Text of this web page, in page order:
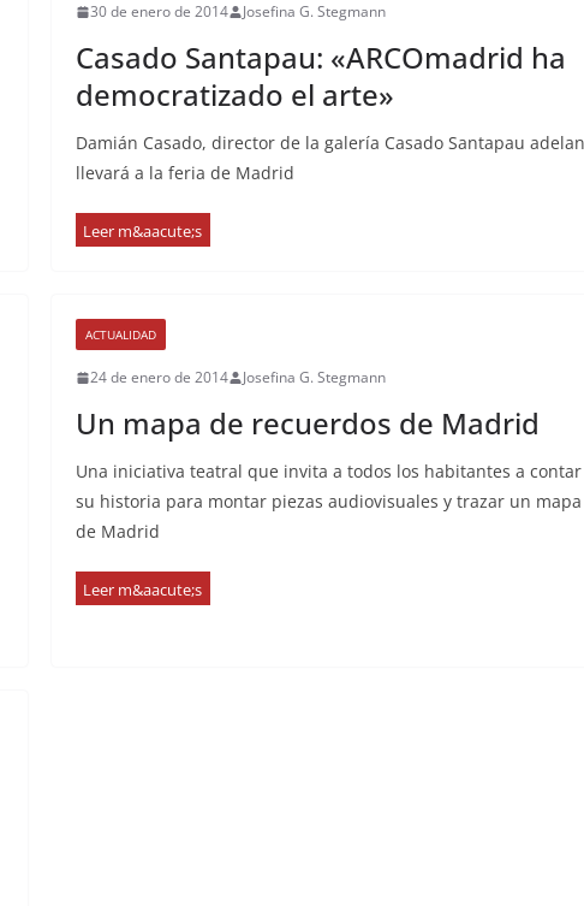
30 de enero de 2014 Josefina G. Stegmann
Casado Santapau: «ARCOmadrid ha
democratizado el arte»
Damián Casado, director de la galería Casado Santapau
llevará a la feria de Madrid
ACTUALIDAD
24 de enero de 2014 Josefina G. Stegmann
Un mapa de recuerdos de Madrid
Una iniciativa teatral que invita a todos los habitantes a
su historia para montar piezas audiovisuales y trazar un
de Madrid